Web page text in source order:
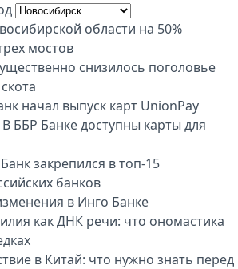
области на 50%
мостов
снизилось поголовье
начал выпуск карт UnionPay
В ББР Банке доступны карты для
закрепился в топ-15
банков
в Инго Банке
как ДНК речи: что ономастика
в Китай: что нужно знать перед